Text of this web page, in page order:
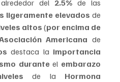
del 2.5%
ligeramente elevados
altos (por encima de
Americana de
destaca la
durante el
de la Hormona